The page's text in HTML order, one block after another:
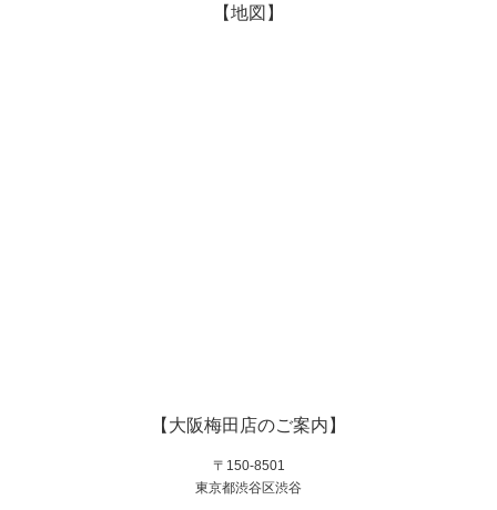
【地図】
【大阪梅田店のご案内】
〒150-8501
東京都渋谷区渋谷